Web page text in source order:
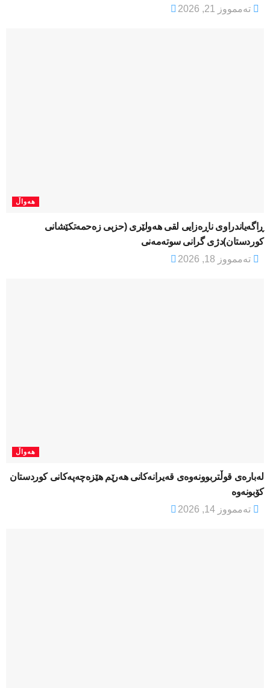
تەممووز 21, 2026
هەواڵ
ڕاگەیاندراوی ناڕەزایی لقی هەولێری (حزبی زەحمەتکێشانی
کوردستان)دژی گرانی سوتەمەنی
تەممووز 18, 2026
هەواڵ
لەبارەی قوڵتربوونەوەی قەیرانەكانی هەرێم هێزەچەپەكانی كوردستان
كۆبونەوە
تەممووز 14, 2026